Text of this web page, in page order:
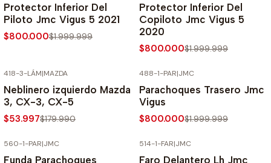
Protector Inferior Del
Piloto Jmc Vigus 5 2021
$800.000$1.999.999
Protector Inferior Del
Copiloto Jmc Vigus 5
2020
$800.000$1.999.999
418-3-LÁM|MAZDA
Neblinero izquierdo Mazda
3, CX-3, CX-5
$53.997$179.990
488-1-PAR|JMC
Parachoques Trasero Jmc
Vigus
$800.000$1.999.999
560-1-PAR|JMC
Funda Parachoques
514-1-FAR|JMC
Faro Delantero Lh Jmc